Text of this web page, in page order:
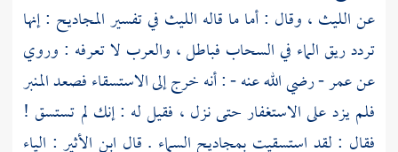
عنالليث ، وقال : أما ما قاله الليث في تفسير المجاديح : إنها
تردد ريق الماء في السحاب فباطل ، والعرب لا تعرفه : وروي
عنعمر -رضي الله عنه - : أنه خرج إلى الاستسقاء فصعد المنبر
فلم يزد على الاستغفار حتى نزل ، فقيل له : إنك لم تستسق !
فقال : لقد استسقيت بمجاديح السماء . قال ابن الأثير : الياء